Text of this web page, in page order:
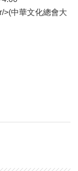
>(中華文化總會大